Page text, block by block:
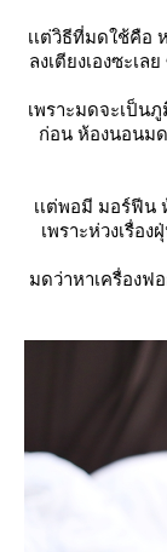
เเต่วิธีที่มดใช้คือ
ลงเตียงเองซะเล
เพราะมดจะเป็นภู
ก่อน ห้องนอนมด
เเต่พอมี มอร์ฟีน
เพราะห่วงเรื่อ
มดว่าหาเครื่องฟ